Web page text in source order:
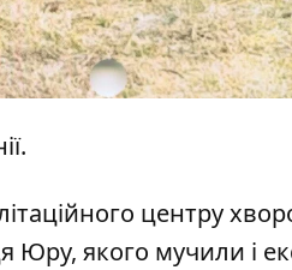
центру
Юру, якого мучили і